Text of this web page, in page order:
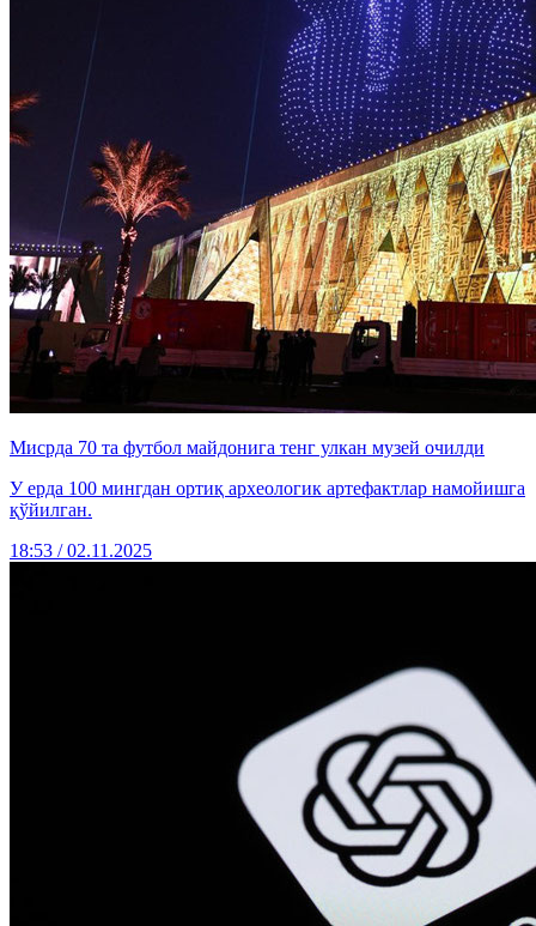
Мисрда 70 та футбол майдонига тенг улкан музей очилди
У ерда 100 мингдан ортиқ археологик артефактлар намойишга
қўйилган.
18:53 / 02.11.2025